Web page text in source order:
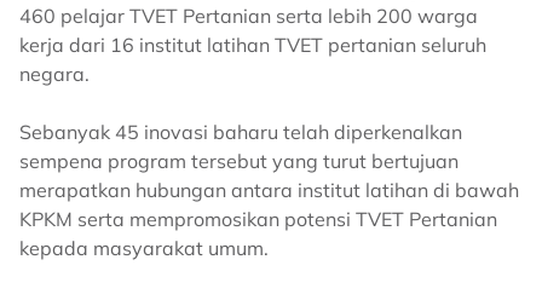
460 pelajar TVET Pertanian serta lebih 200 warga
kerja dari 16 institut latihan TVET pertanian seluruh
negara.
Sebanyak 45 inovasi baharu telah diperkenalkan
sempena program tersebut yang turut bertujuan
merapatkan hubungan antara institut latihan di bawah
KPKM serta mempromosikan potensi TVET Pertanian
kepada masyarakat umum.